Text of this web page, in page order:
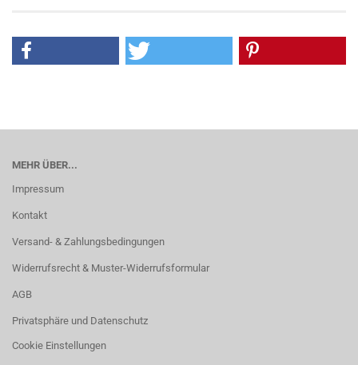
MEHR ÜBER...
Impressum
Kontakt
Versand- & Zahlungsbedingungen
Widerrufsrecht & Muster-Widerrufsformular
AGB
Privatsphäre und Datenschutz
Cookie Einstellungen